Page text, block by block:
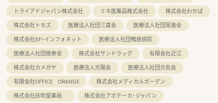
トライアドジャパン株式会社
ミネ医薬品株式会社
株式会社わかば
株式会社トモズ
医療法人社団三喜会
医療法人社団晃進会
株式会社SF・インフォネット
医療法人社団鴨居病院
医療法人社団徳寿会
株式会社サンドラッグ
有限会社近江
株式会社カメガヤ
医療法人光陽会
医療法人社団元気会
有限会社OFFICE ORANGE
株式会社メディカルガーデン
株式会社灰吹屋薬局
株式会社アポテーカ・ジャパン